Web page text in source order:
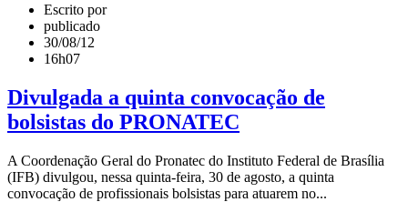
Escrito por
publicado
30/08/12
16h07
Divulgada a quinta convocação de
bolsistas do PRONATEC
A Coordenação Geral do Pronatec do Instituto Federal de Brasília
(IFB) divulgou, nessa quinta-feira, 30 de agosto, a quinta
convocação de profissionais bolsistas para atuarem no...